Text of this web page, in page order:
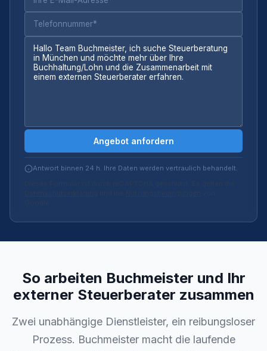
Angebot anfordern
Antwort binnen 24 h. Ihre Daten werden vertraulich behandelt.
So arbeiten Buchmeister und Ihr
externer Steuerberater zusammen
Zwei unabhängige Dienstleister, ein reibungsloser
Prozess. Buchmeister macht die laufende